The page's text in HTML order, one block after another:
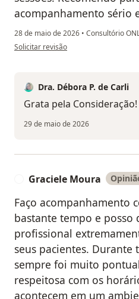
acompanhamento sério
28 de maio de 2026 • Consultório
na opinião do utilizador Elle Marques
Solicitar revisão
Dra. Débora P. de Carli
Grata pela Consideração!
29 de maio de 2026
Graciele Moura
Faço acompanhamento
bastante tempo e posso
profissional
seus pacientes. Durante
sempre foi muito
respeitosa com os
acontecem em um